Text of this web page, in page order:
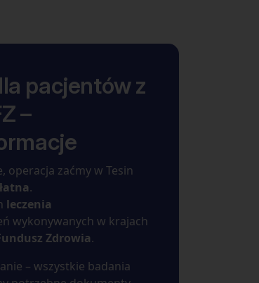
pacjentów z
–
operacja zaćmy w Tesin
.
leczenia
wykonywanych w krajach
Zdrowia.
– wszystkie badania